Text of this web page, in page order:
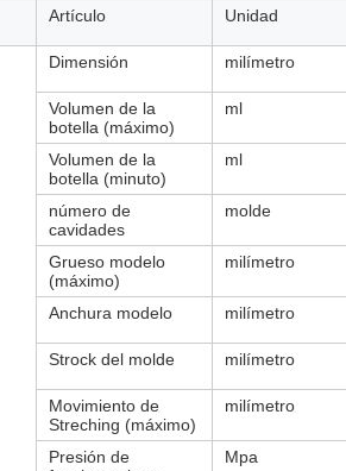
Artículo Unidad
Dimensión milímetro
Volumen de la
botella (máximo)
ml
Volumen de la
botella (minuto)
ml
número de
cavidades
molde
Grueso modelo
(máximo)
milímetro
Anchura modelo milímetro
Strock del molde milímetro
Movimiento de
Streching (máximo)
milímetro
Presión de
Mpa